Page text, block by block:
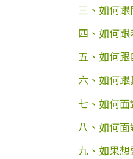
三、如何
四、如何
五、如何
六、如何
七、如何
八、如何
九、如果